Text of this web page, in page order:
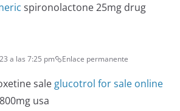
spironolactone 25mg drug
a las 7:25 pm Enlace permanente
sale glucotrol for sale online
usa